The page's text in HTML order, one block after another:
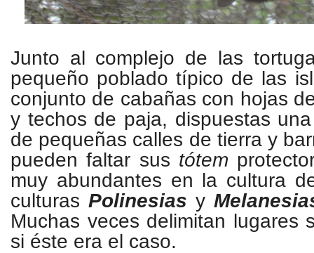
Junto al complejo de las
pequeño poblado típico de las
conjunto de cabañas con hojas
y techos de paja, dispuestas
de pequeñas calles de tierra y
pueden faltar sus tótem
muy abundantes en la cultura
culturas Polinesias y
Muchas veces delimitan lugares
si éste era el caso.